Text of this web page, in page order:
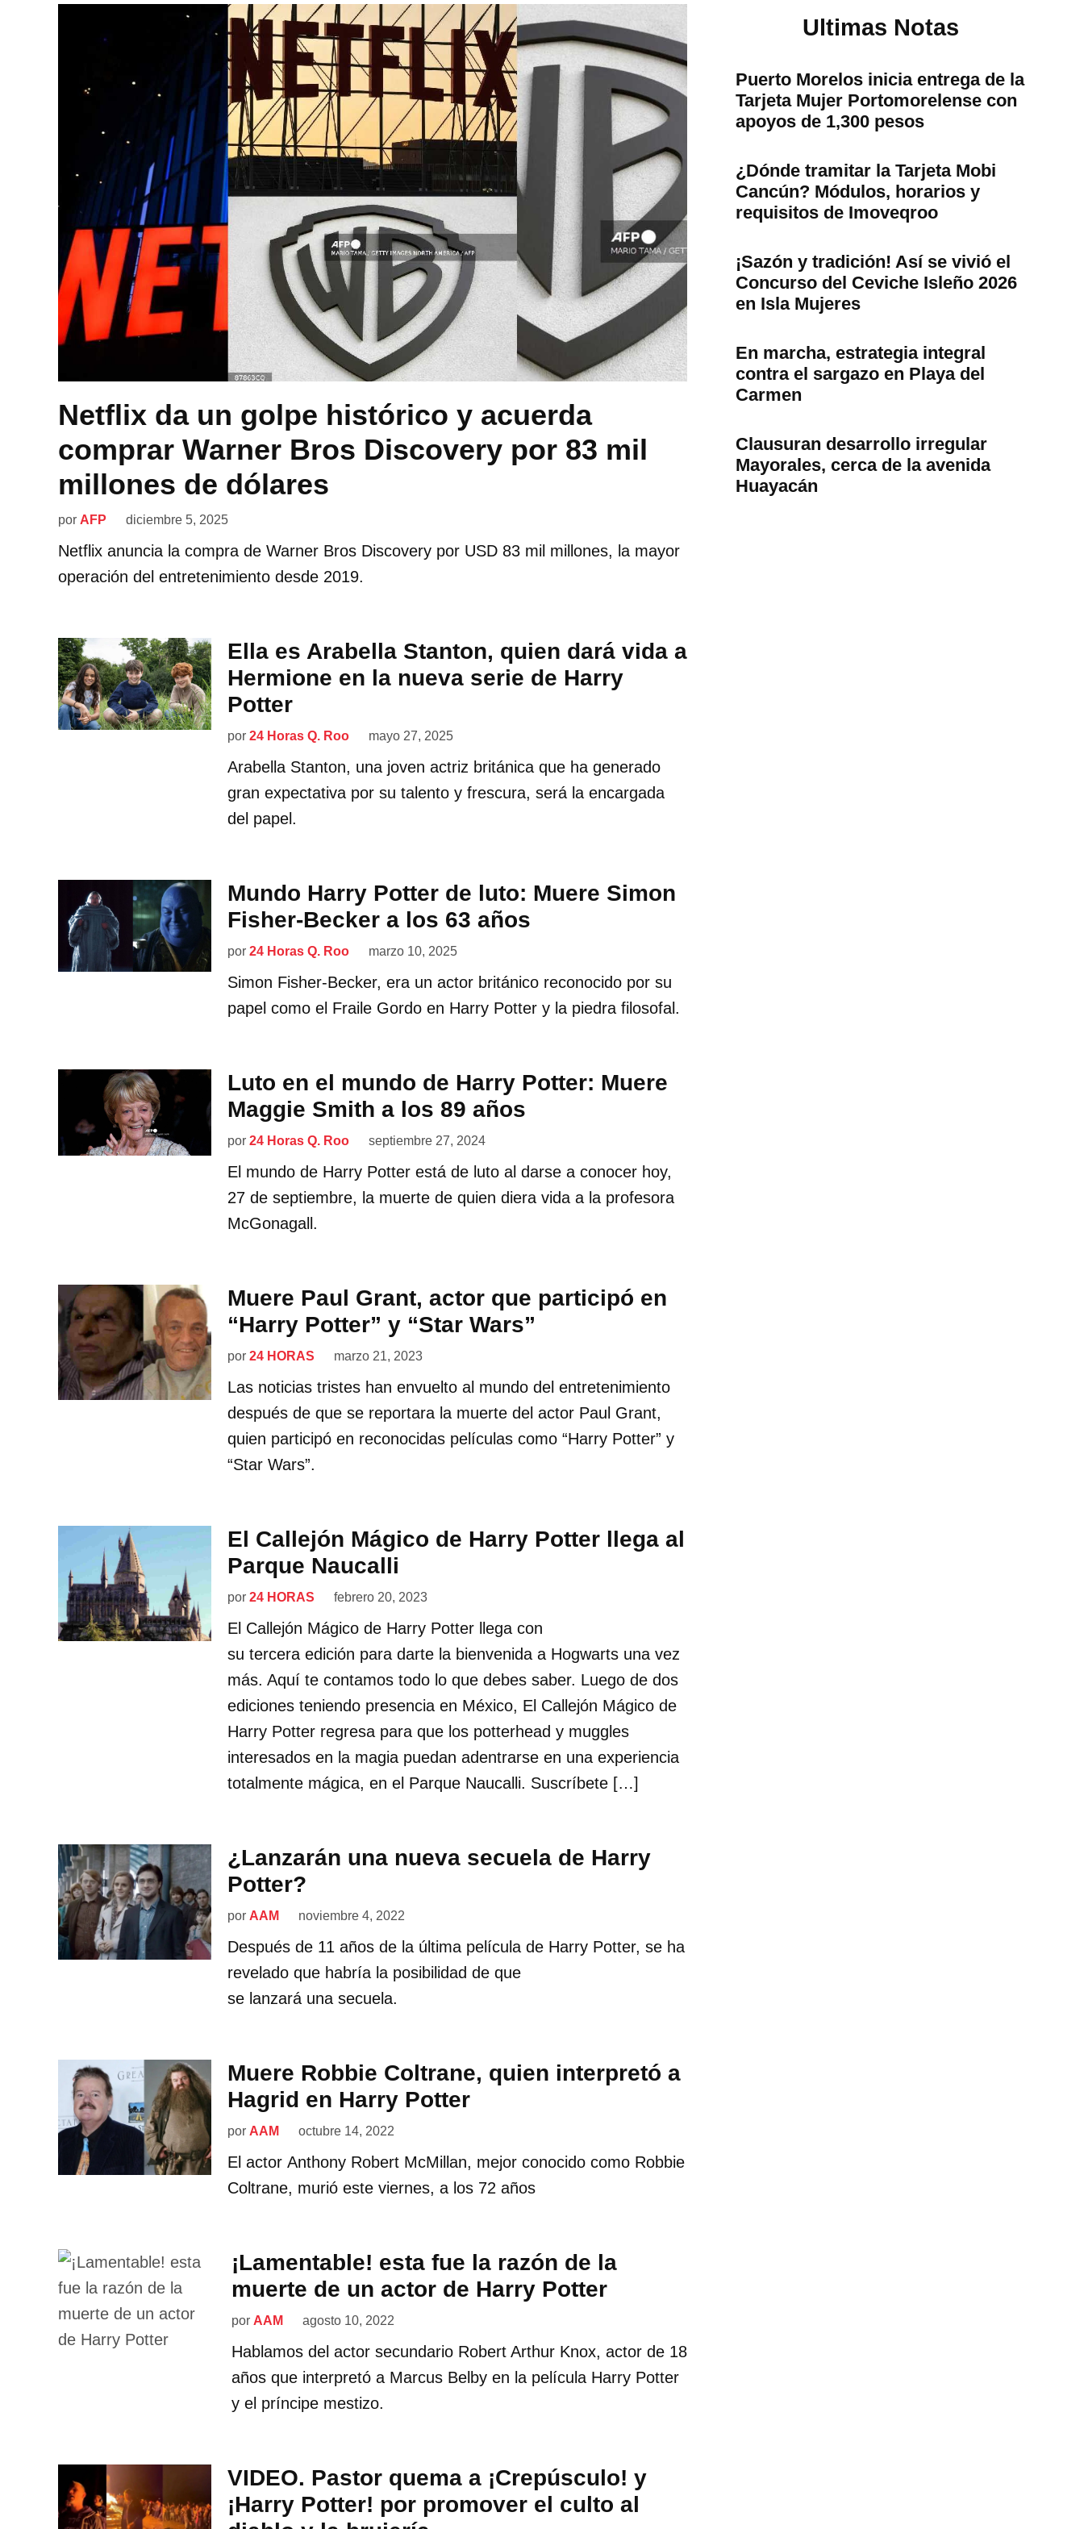
Netflix da un golpe histórico y acuerda
comprar Warner Bros Discovery por 83 mil
millones de dólares
por AFP diciembre 5, 2025
Netflix anuncia la compra de Warner Bros Discovery por USD 83 mil millones, la mayor
operación del entretenimiento desde 2019.
Ella es Arabella Stanton, quien dará vida a
Hermione en la nueva serie de Harry
Potter
por 24 Horas Q. Roo mayo 27, 2025
Arabella Stanton, una joven actriz británica que ha generado
gran expectativa por su talento y frescura, será la encargada
del papel.
Mundo Harry Potter de luto: Muere Simon
Fisher-Becker a los 63 años
por 24 Horas Q. Roo marzo 10, 2025
Simon Fisher-Becker, era un actor británico reconocido por su
papel como el Fraile Gordo en Harry Potter y la piedra filosofal.
Luto en el mundo de Harry Potter: Muere
Maggie Smith a los 89 años
por 24 Horas Q. Roo septiembre 27, 2024
El mundo de Harry Potter está de luto al darse a conocer hoy,
27 de septiembre, la muerte de quien diera vida a la profesora
McGonagall.
Muere Paul Grant, actor que participó en
“Harry Potter” y “Star Wars”
por 24 HORAS marzo 21, 2023
Las noticias tristes han envuelto al mundo del entretenimiento
después de que se reportara la muerte del actor Paul Grant,
quien participó en reconocidas películas como “Harry Potter” y
“Star Wars”.
El Callejón Mágico de Harry Potter llega al
Parque Naucalli
por 24 HORAS febrero 20, 2023
El Callejón Mágico de Harry Potter llega con
su tercera edición para darte la bienvenida a Hogwarts una vez
más. Aquí te contamos todo lo que debes saber. Luego de dos
ediciones teniendo presencia en México, El Callejón Mágico de
Harry Potter regresa para que los potterhead y muggles
interesados en la magia puedan adentrarse en una experiencia
totalmente mágica, en el Parque Naucalli. Suscríbete […]
¿Lanzarán una nueva secuela de Harry
Potter?
por AAM noviembre 4, 2022
Después de 11 años de la última película de Harry Potter, se ha
revelado que habría la posibilidad de que
se lanzará una secuela.
Muere Robbie Coltrane, quien interpretó a
Hagrid en Harry Potter
por AAM octubre 14, 2022
El actor Anthony Robert McMillan, mejor conocido como Robbie
Coltrane, murió este viernes, a los 72 años
¡Lamentable! esta fue la razón de la
muerte de un actor de Harry Potter
por AAM agosto 10, 2022
Hablamos del actor secundario Robert Arthur Knox, actor de 18
años que interpretó a Marcus Belby en la película Harry Potter
y el príncipe mestizo.
VIDEO. Pastor quema a ¡Crepúsculo! y
¡Harry Potter! por promover el culto al
Ultimas Notas
Puerto Morelos inicia entrega de la
Tarjeta Mujer Portomorelense con
apoyos de 1,300 pesos
¿Dónde tramitar la Tarjeta Mobi
Cancún? Módulos, horarios y
requisitos de Imoveqroo
¡Sazón y tradición! Así se vivió el
Concurso del Ceviche Isleño 2026
en Isla Mujeres
En marcha, estrategia integral
contra el sargazo en Playa del
Carmen
Clausuran desarrollo irregular
Mayorales, cerca de la avenida
Huayacán